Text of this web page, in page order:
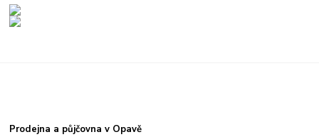
Prodejna a půjčovna v Opavě